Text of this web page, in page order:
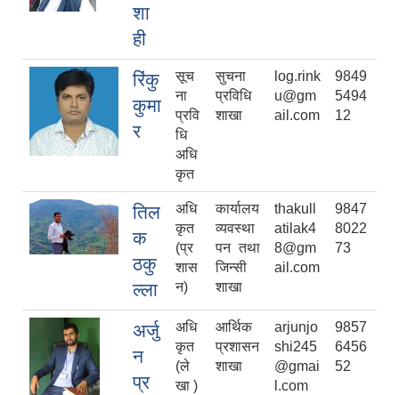
शा
ही
रिंकु
कुमा
र
सूच
ना
प्रवि
धि
अधि
कृत
सुचना
प्रविधि
शाखा
log.rink
u@gm
ail.com
9849
5494
12
तिल
क
ठकु
ल्ला
अधि
कृत
(प्र
शास
न)
कार्यालय
व्यवस्था
पन तथा
जिन्सी
शाखा
thakull
atilak4
8@gm
ail.com
9847
8022
73
अर्जु
न
प्र
अधि
कृत
(ले
खा )
आर्थिक
प्रशासन
शाखा
arjunjo
shi245
@gmai
l.com
9857
6456
52